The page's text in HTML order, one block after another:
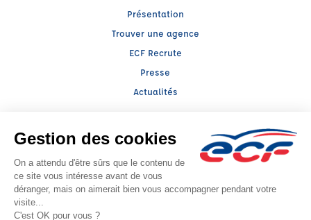
Présentation
Trouver une agence
ECF Recrute
Presse
Actualités
Facebook (nouvelle fenêtre)
Instagram (nouvelle fenêtre)
Raison sociale : ALIX FORMATION - Capital social: 145000€
SIREN: 422490904 - Numéro de TVA intracommunautaire: FR 11 422490904
Agrément n°E0202604920